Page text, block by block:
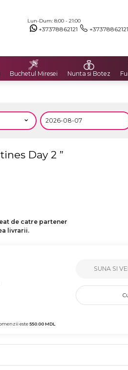
Lun-Dum: 8:00 - 21:00
+37378862121 +37378862121
Buchetul Miresei Nunta si Botez
Day 2 ”
de catre partener
livrarii.
este550.00MDL
SUNA SI